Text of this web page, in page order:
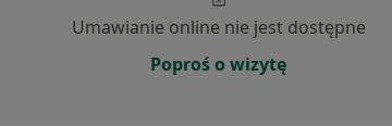
Umawianie online nie jest dostępne
Poproś o wizytę